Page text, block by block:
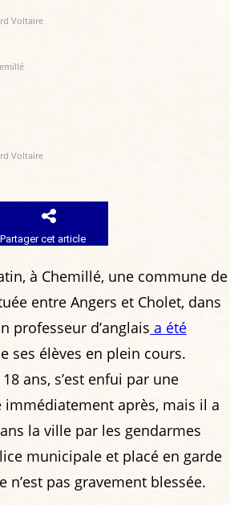
Voltaire
Voltaire
Partager cet article
à Chemillé, une commune de
entre Angers et Cholet, dans
professeur d’anglais a été
ses élèves en plein cours.
18 ans, s’est enfui par une
immédiatement après, mais il a
la ville par les gendarmes
municipale et placé en garde
n’est pas gravement blessée.